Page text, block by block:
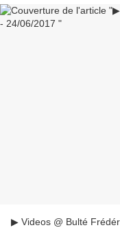
▶ Videos @ Bulté